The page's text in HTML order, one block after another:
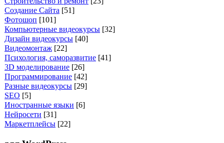
Создание Сайта [51]
Фотошоп [101]
Компьютерные видеокурсы [32]
Дизайн видеокурсы [40]
Видеомонтаж [22]
Психология, саморазвитие [41]
3D моделирование [26]
Программирование [42]
Разные видеокурсы [29]
SEO [5]
Иностранные языки [6]
Нейросети [31]
Маркетплейсы [22]